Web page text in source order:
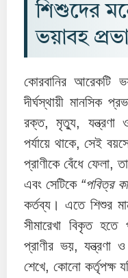
শিশুদের
ভয়াবহ
কোরবানির আরেকটি
দীর্ঘস্থায়ী মানসিক
রক্ত, মৃত্যু, যন্ত্রণা
পর্যায়ে থাকে, সেই
প্রাণীকে বেঁধে ফেলা,
এবং সেটিকে “পবিত্র
কর্তব্য। এতে শিশুর
সীমারেখা বিকৃত
প্রাণীর ভয়, যন্ত্রণা
শেখে, কোনো কর্তৃপক্ষ